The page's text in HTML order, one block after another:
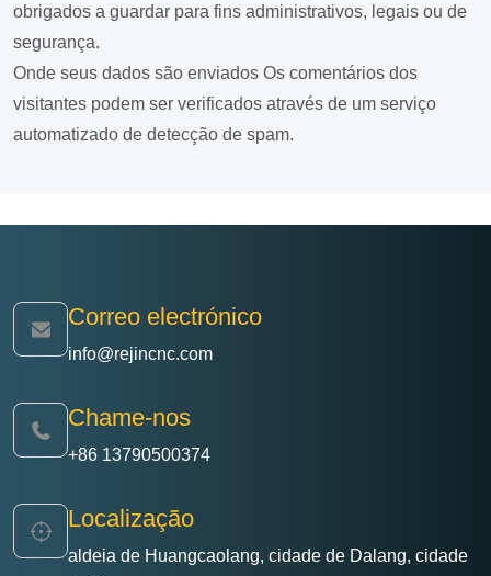
obrigados a guardar para fins administrativos, legais ou de
segurança.
Onde seus dados são enviados Os comentários dos
visitantes podem ser verificados através de um serviço
automatizado de detecção de spam.
Correo electrónico
info@rejincnc.com
Chame-nos
+86 13790500374
Localização
aldeia de Huangcaolang, cidade de Dalang, cidade